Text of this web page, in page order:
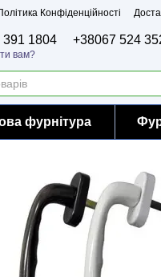
Конфіденційності
391 1804 +38067 524
вам?
фурнітура